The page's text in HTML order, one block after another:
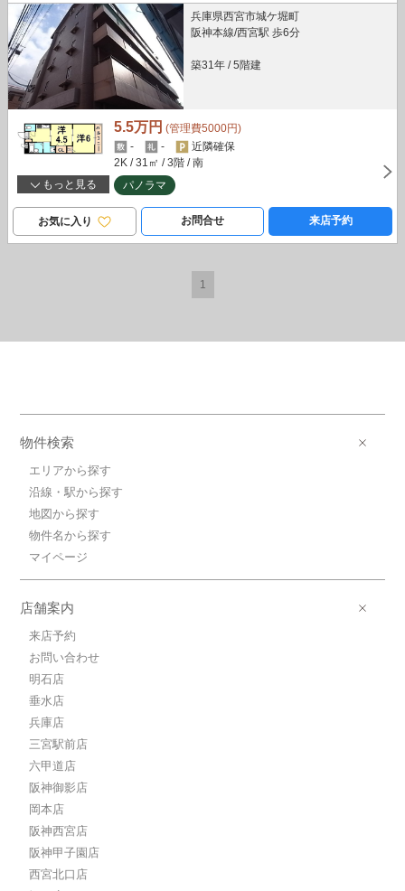
兵庫県西宮市城ケ堀町
阪神本線/西宮駅 歩6分
築31年 / 5階建
もっと見る
5.5万円 (管理費5000円)
-
-
近隣確保
2K / 31㎡ / 3階 / 南
パノラマ
お気に入り お問合せ 来店予約
1
物件検索
エリアから探す
沿線・駅から探す
地図から探す
物件名から探す
マイページ
店舗案内
来店予約
お問い合わせ
明石店
垂水店
兵庫店
三宮駅前店
六甲道店
阪神御影店
岡本店
阪神西宮店
阪神甲子園店
西宮北口店